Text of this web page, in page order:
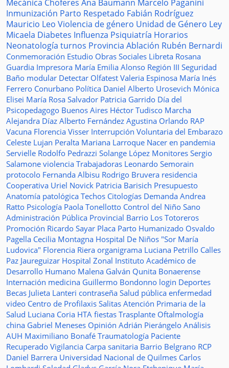
Mecánica Choferes Ana Baumann Marcelo Paganini
Inmunización Parto Respetado Fabián Rodríguez
Mauricio Leo Violencia de género Unidad de Género Ley
Micaela Diabetes Influenza Psiquiatría Horarios
Neonatología turnos Provincia Ablación Rubén Bernardi
Conmemoración Estudio Obras Sociales Libreta Rosana
Guardia Impresora María Emilia Alonso Región III Seguridad
Baño modular Detectar Olfatest Valeria Espinosa María Inés
Ferrero Conurbano Política Daniel Alberto Urosevich Mónica
Elisei María Rosa Salvador Patricia Garrido Día del
Psicopedagogo Buenos Aires Héctor Tudisco Marcha
Alejandra Díaz Alberto Fernández Agustina Orlando RAP
Vacuna Florencia Visser Interrupción Voluntaria del Embarazo
Celeste Lujan Peralta Mariana Larroque Nacer en pandemia
Servielle Rodolfo Pedrazzi Solange López Monitores Sergio
Salamone violencia Trabajadoras Leonardo Semorain
protocolo Fernanda Albisu Rodrigo Bruvera residencia
Cooperativa Uriel Novick Patricia Barisich Presupuesto
Anatomía patológica Techos Citologías Demanda Andrea
Ratto Psicología Paola Tonellotto Control del Niño Sano
Administración Pública Provincial Barrio Los Totoreros
Promoción Ricardo Sayar Placa Parto Humanizado Osvaldo
Pagella Cecilia Montagna Hospital De Niños "Sor María
Ludovica" Florencia Riera organigrama Luciana Petrillo Calles
Paz Jaureguizar Hospital Zonal Instituto Académico de
Desarrollo Humano Malena Galván Qunita Bonaerense
Internación medicina Guillermo Bondonno login Deportes
Becas Julieta Lanteri contraseña Salud pública enfermedad
video Centro de Profilaxis Salitas Atención Primaria de la
Salud Luciana Coria HTA fiestas Trasplante Oftalmología
china Gabriel Meneses Opinión Adrián Pierángelo Análisis
AUH Maximiliano Bonafé Traumatología Paciente
Recuperado Vigilancia Carpa sanitaria Barrio Belgrano RCP
Daniel Barrera Universidad Nacional de Quilmes Carlos